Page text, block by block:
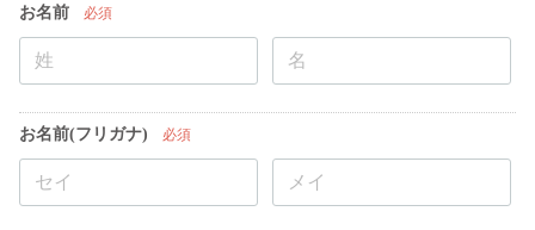
お名前 必須
お名前(フリガナ) 必須